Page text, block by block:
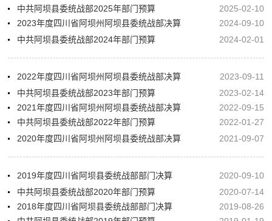
中共阿坝县委统战部2025年部门预算
2025-02-10
2023年度四川省阿坝州阿坝县委统战部决算
2024-09-10
中共阿坝县委统战部2024年部门预算
2024-02-01
2022年度四川省阿坝州阿坝县委统战部决算
2023-09-11
中共阿坝县委统战部2023年部门预算
2023-02-14
2021年度四川省阿坝州阿坝县委统战部决算
2022-09-15
中共阿坝县委统战部2022年部门预算
2022-01-27
2020年度四川省阿坝州阿坝县委统战部决算
2021-09-07
2019年度四川省阿坝县委统战部部门决算
2020-09-10
中共阿坝县委统战部2020年部门预算
2020-07-14
2018年度四川省阿坝县委统战部部门决算
2019-08-26